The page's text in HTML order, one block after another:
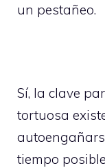
un pestañeo.
Sí, la clave
tortuosa
tiempo